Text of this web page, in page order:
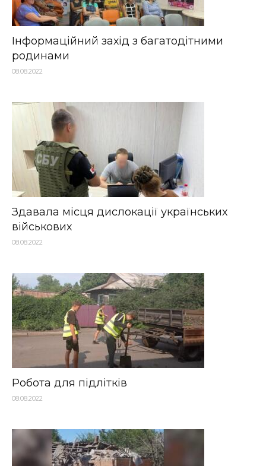
Інформаційний захід з багатодітними
родинами
08.08.2022
Здавала місця дислокації українських
військових
08.08.2022
Робота для підлітків
08.08.2022